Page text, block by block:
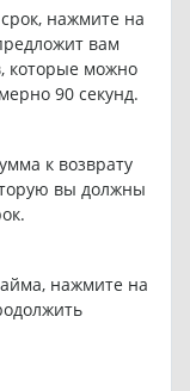
нажмите на
вам
которые можно
90 секунд.
к возврату
вы должны
нажмите на